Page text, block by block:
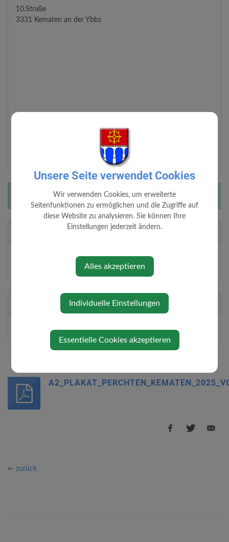
10.Straße
3331 Kematen an der Ybbs
Diese Veranstaltung ist für Kinder geeignet.
Kematner Urteufeln
https://kematnerurteufeln.jimdofree.com/
⇐ zurück
Unsere Seite verwendet Cookies
Wir verwenden Cookies, um erweiterte
Seitenfunktionen zu ermöglichen und die Zugriffe auf
diese Website zu analysieren. Sie können Ihre
Einstellungen jederzeit ändern.
Alles akzeptieren
Individuelle Einstellungen
Essentielle Cookies akzeptieren